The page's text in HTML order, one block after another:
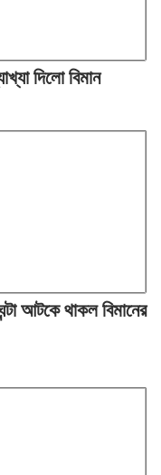
দিলো বিমান
আটকে থাকল বিমানের